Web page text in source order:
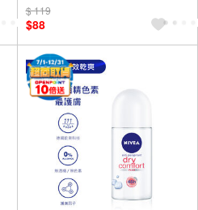
$ 119
$88